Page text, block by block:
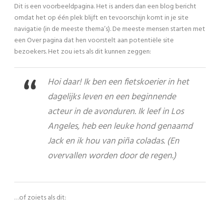
Dit is een voorbeeldpagina. Het is anders dan een blog bericht
omdat het op één plek blijft en tevoorschijn komt in je site
navigatie (in de meeste thema’s). De meeste mensen starten met
een Over pagina dat hen voorstelt aan potentiële site
bezoekers. Het zou iets als dit kunnen zeggen:
Hoi daar! Ik ben een fietskoerier in het
dagelijks leven en een beginnende
acteur in de avonduren. Ik leef in Los
Angeles, heb een leuke hond genaamd
Jack en ik hou van piña coladas. (En
overvallen worden door de regen.)
…of zoiets als dit: